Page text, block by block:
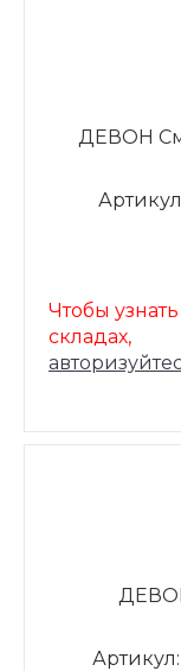
ДЕВОН
Чтобы
складах,
Артикул: